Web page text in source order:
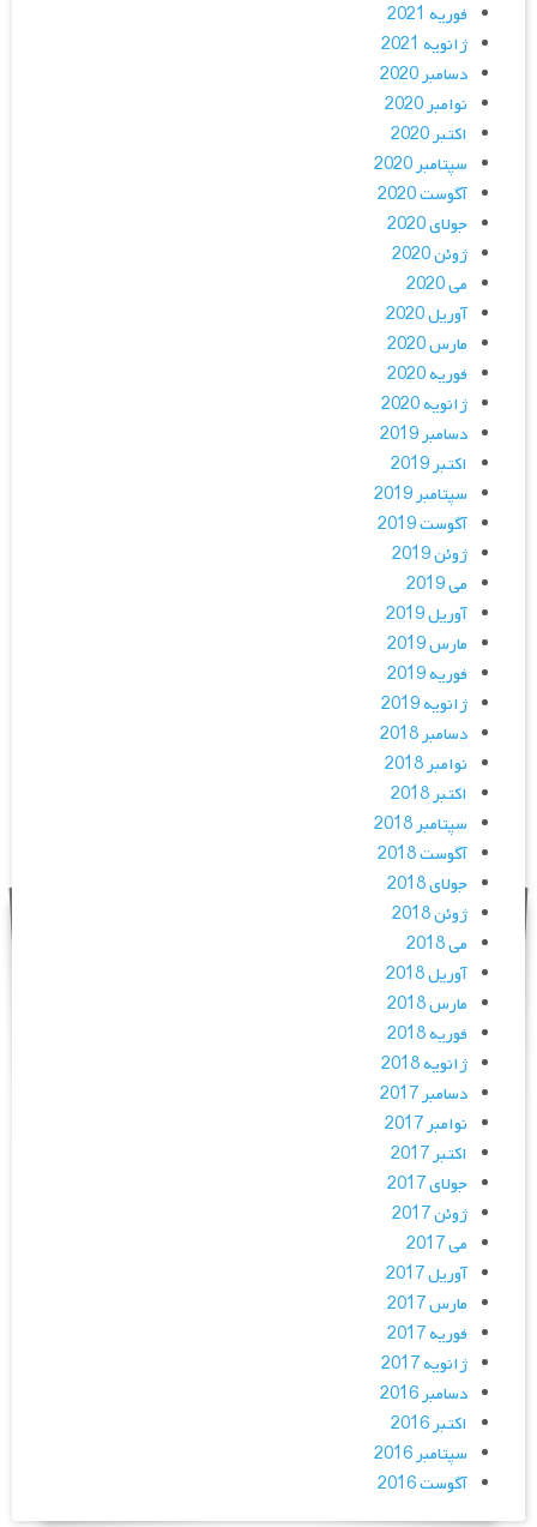
فوریه 2021
ژانویه 2021
دسامبر 2020
نوامبر 2020
اکتبر 2020
سپتامبر 2020
آگوست 2020
جولای 2020
ژوئن 2020
می 2020
آوریل 2020
مارس 2020
فوریه 2020
ژانویه 2020
دسامبر 2019
اکتبر 2019
سپتامبر 2019
آگوست 2019
ژوئن 2019
می 2019
آوریل 2019
مارس 2019
فوریه 2019
ژانویه 2019
دسامبر 2018
نوامبر 2018
اکتبر 2018
سپتامبر 2018
آگوست 2018
جولای 2018
ژوئن 2018
می 2018
آوریل 2018
مارس 2018
فوریه 2018
ژانویه 2018
دسامبر 2017
نوامبر 2017
اکتبر 2017
جولای 2017
ژوئن 2017
می 2017
آوریل 2017
مارس 2017
فوریه 2017
ژانویه 2017
دسامبر 2016
اکتبر 2016
سپتامبر 2016
آگوست 2016